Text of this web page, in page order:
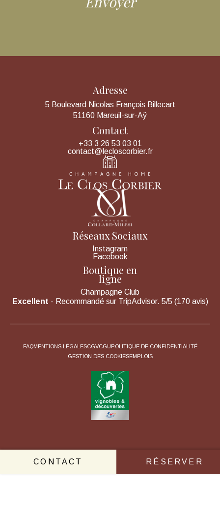
Adresse
5 Boulevard Nicolas François Billecart
51160 Mareuil-sur-Aÿ
Contact
+33 3 26 53 03 01
contact@lecloscorbier.fr
Réseaux Sociaux
Instagram
Facebook
Boutique en
ligne
Champagne Club
Excellent - Recommandé sur TripAdvisor. 5/5 (170 avis)
FAQMENTIONS LÉGALESCGVCGU POLITIQUE DE CONFIDENTIALITÉ
GESTION DES COOKIESEMPLOIS
CONTACT RÉSERVER